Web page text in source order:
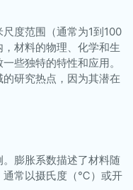
度范围（通常为1到100
材料的物理、化学和生
些独特的特性和应用。
研究热点，因为其潜在
膨胀系数描述了材料随
通常以摄氏度（℃）或开